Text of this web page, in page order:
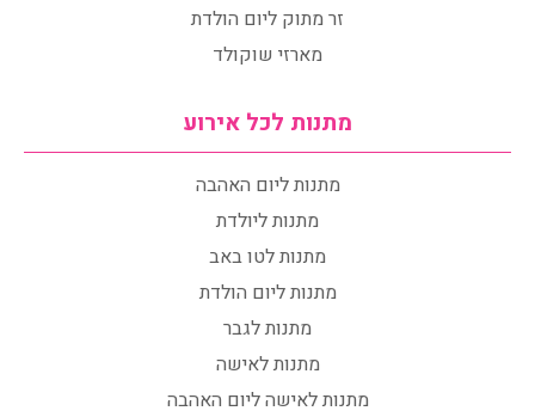
זר מתוק ליום הולדת
מארזי שוקולד
מתנות לכל אירוע
מתנות ליום האהבה
מתנות ליולדת
מתנות לטו באב
מתנות ליום הולדת
מתנות לגבר
מתנות לאישה
מתנות לאישה ליום האהבה